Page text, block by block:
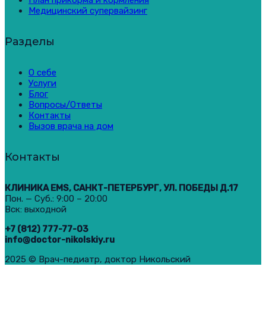
Медицинский супервайзинг
Разделы
О себе
Услуги
Блог
Вопросы/Ответы
Контакты
Вызов врача на дом
Контакты
КЛИНИКА EMS, САНКТ-ПЕТЕРБУРГ, УЛ. ПОБЕДЫ Д.17
Пон. — Суб.: 9:00 – 20:00
Вск: выходной
+7 (812) 777-77-03
info@doctor-nikolskiy.ru
2025 © Врач-педиатр, доктор Никольский